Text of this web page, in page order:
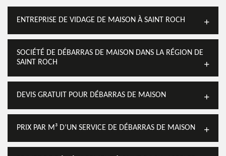
ENTREPRISE DE VIDAGE DE MAISON À SAINT ROCH
SOCIÉTÉ DE DÉBARRAS DE MAISON DANS LA RÉGION DE
SAINT ROCH
DEVIS GRATUIT POUR DÉBARRAS DE MAISON
PRIX PAR M³ D’UN SERVICE DE DÉBARRAS DE MAISON